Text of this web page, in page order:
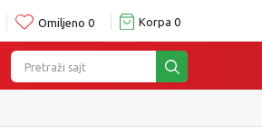
Omiljeno 0 Korpa 0
Pretraži sajt